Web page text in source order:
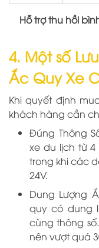
Hỗ trợ thu hồi
4. Một số
Ắc Quy Xe
Khi quyết định
khách hàng cần
Đúng Thông
xe du lịch từ 4
trong khi các
24V.
Dung Lượng
quy có dung
cùng thông
nên vượt quá